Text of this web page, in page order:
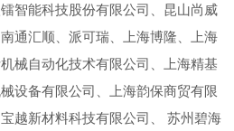
智能科技股份有限公司、昆山尚威
通汇顺、派可瑞、上海博隆、上海
械自动化技术有限公司、上海精基
设备有限公司、上海韵保商贸有限
越新材料科技有限公司、 苏州碧海